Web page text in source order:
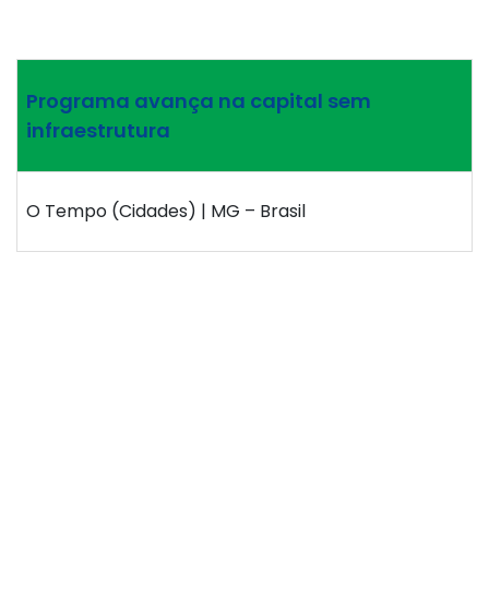
Programa avança na capital sem
infraestrutura
O Tempo (Cidades) | MG – Brasil